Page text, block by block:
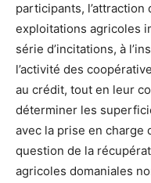
participants,
exploitations agricoles
série d’incitations, à
l’activité des
au crédit, tout en leur
déterminer les
avec la prise en charge
question de la
agricoles domaniales